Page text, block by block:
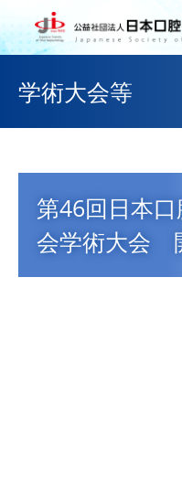
学術大会等
第46回日本
会学術大会